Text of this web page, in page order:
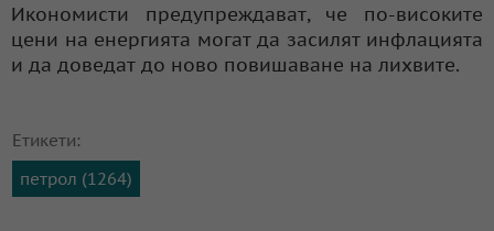
Икономисти предупреждават, че по-високите
цени на енергията могат да засилят инфлацията
и да доведат до ново повишаване на лихвите.
Етикети:
петрол (1264)